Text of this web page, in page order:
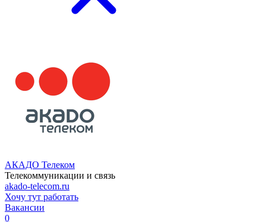
АКАДО Телеком
Телекоммуникации и связь
akado-telecom.ru
Хочу тут работать
Вакансии
0